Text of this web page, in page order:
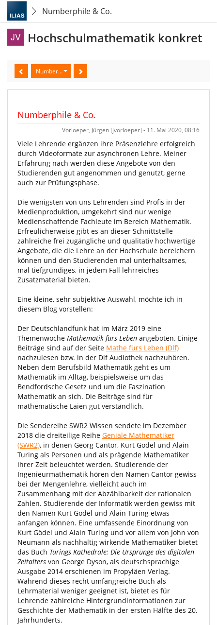
Numberphile & Co.
Hochschulmathematik konkret
Numberphile & Co.
Numberphile & Co.
Vorloeper, Jürgen [jvorloeper] - 11. Mai 2020, 08:16
Viele Lehrende ergänzen ihre Präsenzlehre erfolgreich
durch Videoformate zur asynchronen Lehre. Meiner
Erfahrung nach werden diese Angebote von den
Studierenden gut angenommen und genutzt, gerne
auch zur Prüfungsphase.
Die wenigsten von uns Lehrenden sind Profis in der
Medienproduktion, umgekehrt sind nur wenige
Medienschaffende Fachleute im Bereich Mathematik.
Erfreulicherweise gibt es an dieser Schnittstelle
zahlreiche frei zugängliche und qualitativ hochwertige
Angebote, die die Lehre an der Hochschule bereichern
können und den Studierenden mal unterhaltsames,
mal tiefgründiges, in jedem Fall lehrreiches
Zusatzmaterial bieten.
Eine kleine, sehr subjektive Auswahl, möchte ich in
diesem Blog vorstellen:
Der Deutschlandfunk hat im März 2019 eine
Themenwoche Mathematik fürs Leben angeboten. Einige
Beiträge sind auf der Seite Mathe fürs Leben (Dlf)
nachzulesen bzw. in der Dlf Audiothek nachzuhören.
Neben dem Berufsbild Mathematik geht es um
Mathematik im Alltag, beispielsweise um das
Bendfordsche Gesetz und um die Faszination
Mathematik an sich. Die Beiträge sind für
mathematische Laien gut verständlich.
Die Sendereihe SWR2 Wissen sendete im Dezember
2018 die dreiteilige Reihe Geniale Mathematiker
(SWR2), in denen Georg Cantor, Kurt Gödel und Alain
Turing als Personen und als prägende Mathematiker
ihrer Zeit beleuchtet werden. Studierende der
Ingenieurmathematik hören den Namen Cantor gewiss
bei der Mengenlehre, vielleicht auch im
Zusammenhang mit der Abzählbarkeit der rationalen
Zahlen. Studierende der Informatik werden gewiss mit
den Namen Kurt Gödel und Alain Turing etwas
anfangen können. Eine umfassende Einordnung von
Kurt Gödel und Alain Turing und vor allem von John von
Neumann als nachhaltig wirkende Mathematiker bietet
das Buch Turings Kathedrale: Die Ursprünge des digitalen
Zeitalters von George Dyson, als deutschsprachige
Ausgabe 2014 erschienen im Propyläen Verlag.
Während dieses recht umfangreiche Buch als
Lehrmaterial weniger geeignet ist, bietet es für
Lehrende zahlreiche Hintergrundinformationen zur
Geschichte der Mathematik in der ersten Hälfte des 20.
Jahrhunderts.